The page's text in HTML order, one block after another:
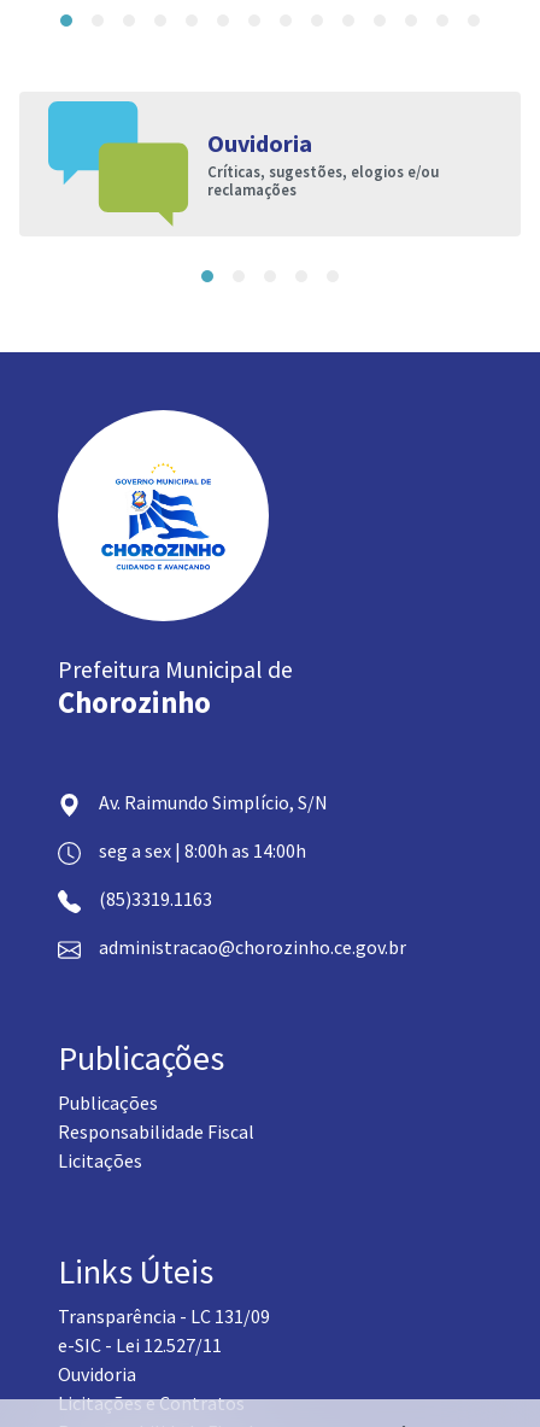
Ouvidoria
Críticas, sugestões, elogios e/ou
reclamações
Prefeitura Municipal de
Chorozinho
Av. Raimundo Simplício, S/N
seg a sex | 8:00h as 14:00h
(85)3319.1163
administracao@chorozinho.ce.gov.br
Publicações
Publicações
Responsabilidade Fiscal
Licitações
Links Úteis
Transparência - LC 131/09
e-SIC - Lei 12.527/11
Ouvidoria
Licitações e Contratos